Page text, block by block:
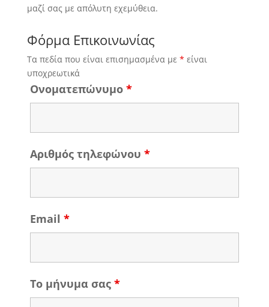
μαζί σας με απόλυτη εχεμύθεια.
Φόρμα Επικοινωνίας
Τα πεδία που είναι επισημασμένα με * είναι
υποχρεωτικά
Ονοματεπώνυμο *
Αριθμός τηλεφώνου *
Email *
Το μήνυμα σας *